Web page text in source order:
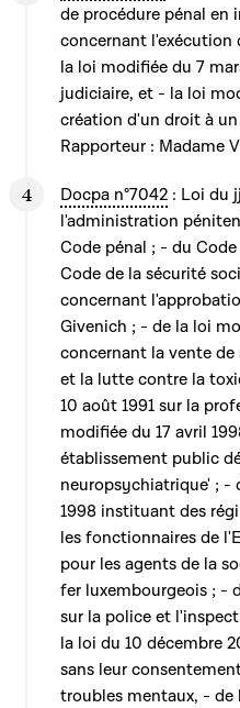
de procédure pénal
concernant l'exécution
la loi modifiée du 7
judiciaire, et - la loi
création d'un droit à
Rapporteur : Madame
Docpa n°7042 : Loi du
l'administration
Code pénal ; - du
Code de la sécurité
concernant
Givenich ; - de la loi
concernant la vente
et la lutte contre la
10 août 1991 sur la
modifiée du 17 avril
établissement public
neuropsychiatrique' ; -
1998 instituant des
les fonctionnaires de
pour les agents de la
fer luxembourgeois ; -
sur la police et
la loi du 10 décembre
sans leur
troubles mentaux, - de